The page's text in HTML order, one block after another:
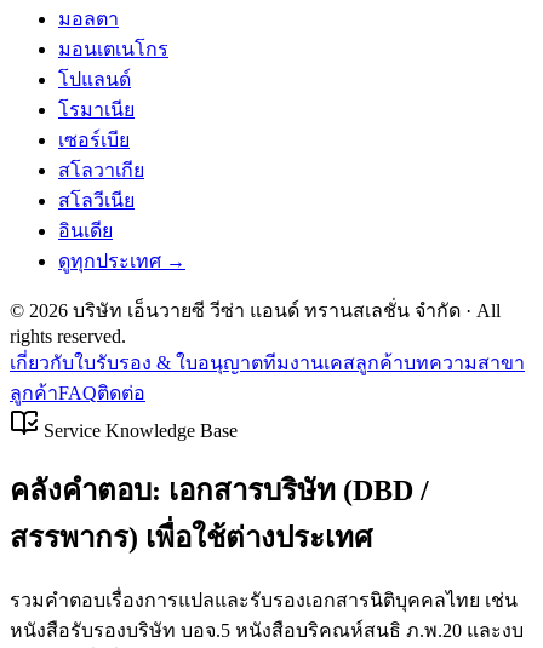
มอลตา
มอนเตเนโกร
โปแลนด์
โรมาเนีย
เซอร์เบีย
สโลวาเกีย
สโลวีเนีย
อินเดีย
ดูทุกประเทศ →
© 2026 บริษัท เอ็นวายซี วีซ่า แอนด์ ทรานสเลชั่น จำกัด · All
rights reserved.
เกี่ยวกับใบรับรอง & ใบอนุญาตทีมงานเคสลูกค้าบทความสาขา
ลูกค้าFAQติดต่อ
Service Knowledge Base
คลังคำตอบ: เอกสารบริษัท (DBD /
สรรพากร) เพื่อใช้ต่างประเทศ
รวมคำตอบเรื่องการแปลและรับรองเอกสารนิติบุคคลไทย เช่น
หนังสือรับรองบริษัท บอจ.5 หนังสือบริคณห์สนธิ ภ.พ.20 และงบ